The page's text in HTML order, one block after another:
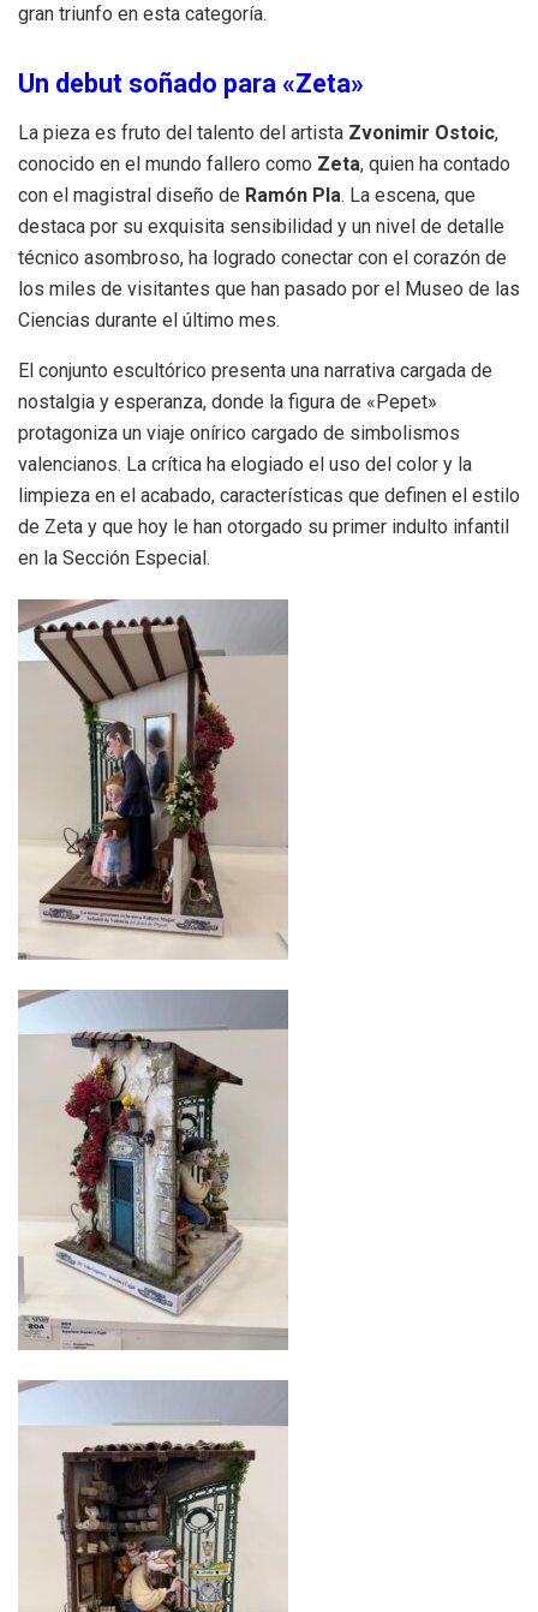
gran triunfo en esta categoría.
Un debut soñado para «Zeta»
La pieza es fruto del talento del artista Zvonimir Ostoic,
conocido en el mundo fallero como Zeta, quien ha contado
con el magistral diseño de Ramón Pla. La escena, que
destaca por su exquisita sensibilidad y un nivel de detalle
técnico asombroso, ha logrado conectar con el corazón de
los miles de visitantes que han pasado por el Museo de las
Ciencias durante el último mes.
El conjunto escultórico presenta una narrativa cargada de
nostalgia y esperanza, donde la figura de «Pepet»
protagoniza un viaje onírico cargado de simbolismos
valencianos. La crítica ha elogiado el uso del color y la
limpieza en el acabado, características que definen el estilo
de Zeta y que hoy le han otorgado su primer indulto infantil
en la Sección Especial.